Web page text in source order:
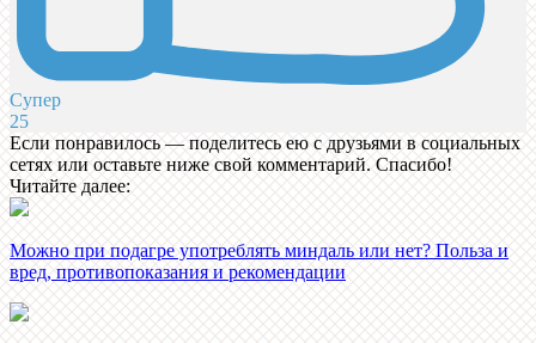
Супер
25
Если понравилось — поделитесь ею с друзьями в социальных
сетях или оставьте ниже свой комментарий. Спасибо!
Читайте далее:
Можно при подагре употреблять миндаль или нет? Польза и
вред, противопоказания и рекомендации